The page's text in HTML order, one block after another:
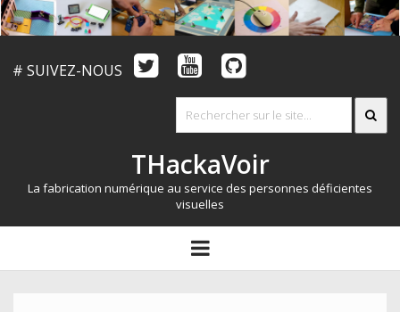
# SUIVEZ-NOUS
THackaVoir
La fabrication numérique au service des personnes déficientes
visuelles
ARTICLES
LE CONCOURS
open
menu